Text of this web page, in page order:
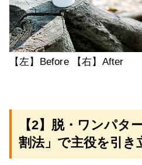
【左】Before 【右】After
【2】脱・ワンパタ
割法」で主役を引き